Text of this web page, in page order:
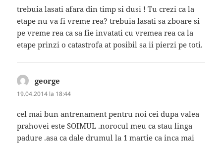
trebuia lasati afara din timp si dusi ! Tu crezi ca la
etape nu va fi vreme rea? trebuia lasati sa zboare si
pe vreme rea ca sa fie invatati cu vremea rea ca la
etape prinzi o catastrofa at posibil sa ii pierzi pe toti.
george
19.04.2014 la 18:44
cel mai bun antrenament pentru noi cei dupa valea
prahovei este SOIMUL .norocul meu ca stau linga
padure .asa ca dale drumul la 1 martie ca inca mai